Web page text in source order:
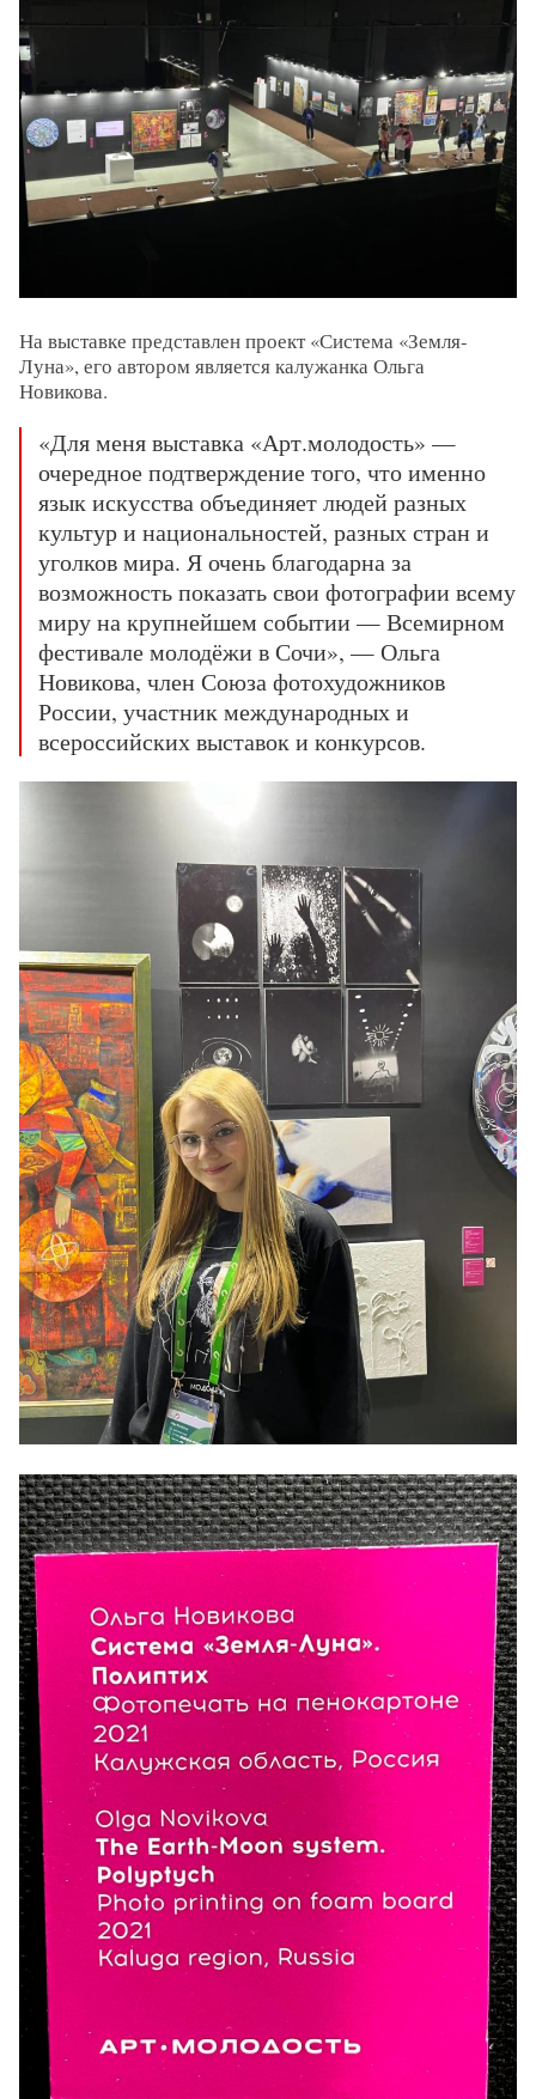
На выставке представлен проект «Система «Земля-
Луна», его автором является калужанка Ольга
Новикова.
«Для меня выставка «Арт.молодость» —
очередное подтверждение того, что именно
язык искусства объединяет людей разных
культур и национальностей, разных стран и
уголков мира. Я очень благодарна за
возможность показать свои фотографии всему
миру на крупнейшем событии — Всемирном
фестивале молодёжи в Сочи», — Ольга
Новикова, член Союза фотохудожников
России, участник международных и
всероссийских выставок и конкурсов.